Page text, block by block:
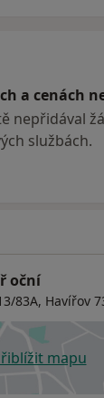
a cenách
nepřidával
službách.
oční
83A, Havířov
mapu
se otevře